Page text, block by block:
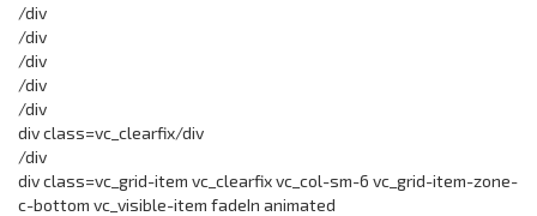
/div
/div
/div
/div
/div
div class=vc_clearfix/div
/div
div class=vc_grid-item vc_clearfix vc_col-sm-6 vc_grid-item-zone-
c-bottom vc_visible-item fadeIn animated